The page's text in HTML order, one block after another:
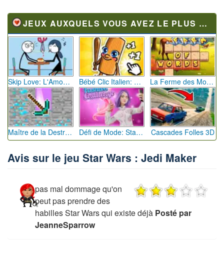
JEUX AUXQUELS VOUS AVEZ LE PLUS JOUÉ
Skip Love: L'Amour en Péril Bébé Clic Italien: La Folie des Petits Bambins La Ferme des Mots - Cultivez votre Vocabulaire
Maître de la Destruction: Fusion de Pioches Défi de Mode: Star du Podium Cascades Folles 3D
Avis sur le jeu Star Wars : Jedi Maker
pas mal dommage qu'on
peut pas prendre des
habilles Star Wars qui existe déjà Posté par
JeanneSparrow